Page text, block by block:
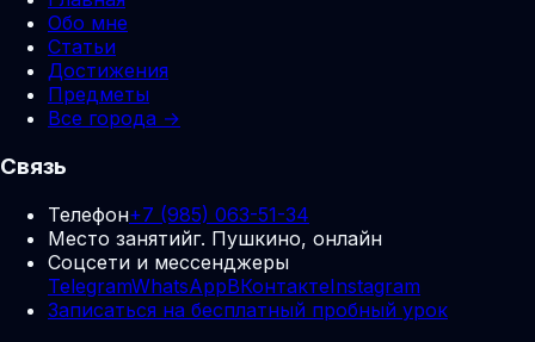
Обо мне
Статьи
Достижения
Предметы
Все города →
Связь
Телефон+7 (985) 063-51-34
Место занятийг. Пушкино, онлайн
Соцсети и мессенджеры
TelegramWhatsAppВКонтактеInstagram
Записаться на бесплатный пробный урок